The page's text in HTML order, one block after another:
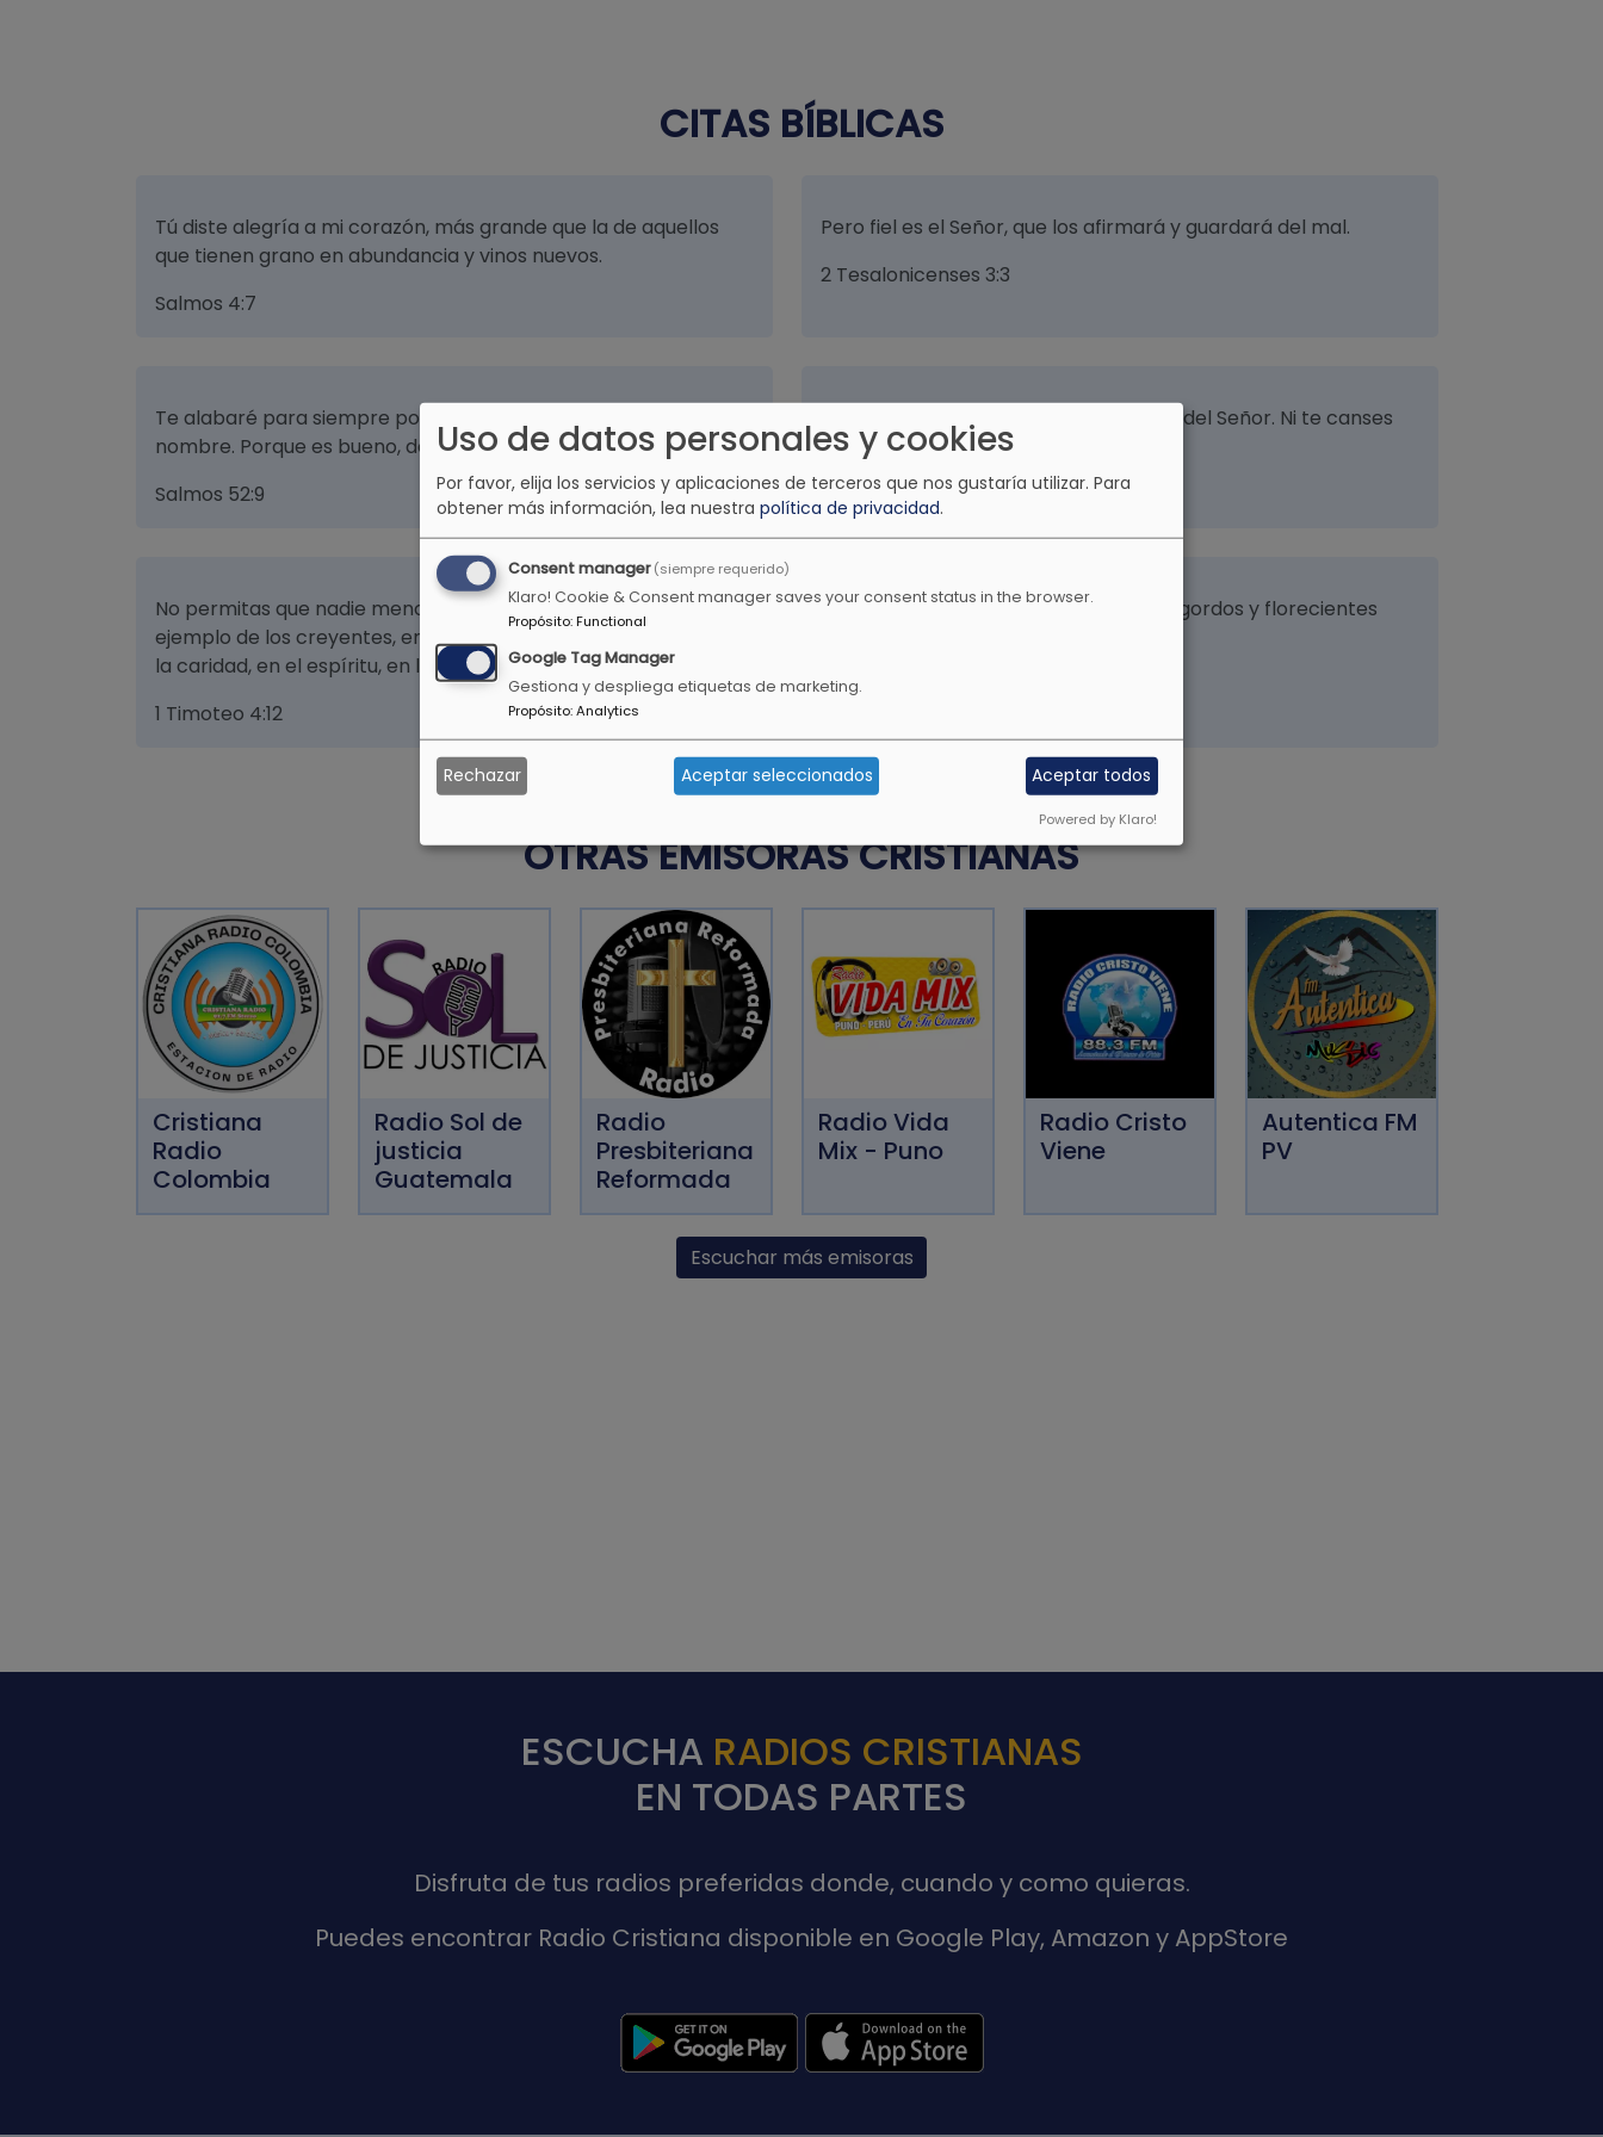
CITAS BÍBLICAS
Tú diste alegría a mi corazón, más grande que la de aquellos
que tienen grano en abundancia y vinos nuevos.
Salmos 4:7
Pero fiel es el Señor, que los afirmará y guardará del mal.
2 Tesalonicenses 3:3
Te alabaré para siempre por lo que has hecho y esperaré en tu
nombre. Porque es bueno, delante de tus santos.
Salmos 52:9
Hijo mío, no menosprecies la disciplina del Señor. Ni te canses
de su corrección.
Proverbios 3:11
No permitas que nadie menosprecie tu juventud, debes ser un
ejemplo de los creyentes, en la palabra, en la conversación, en
la caridad, en el espíritu, en la fe, en la pureza.
1 Timoteo 4:12
Todavía darán fruto en la vejez, serán gordos y florecientes
OTRAS EMISORAS CRISTIANAS
Cristiana
Radio
Colombia
Radio Sol de
justicia
Guatemala
Radio
Presbiteriana
Reformada
Radio Vida
Mix - Puno
Radio Cristo
Viene
Autentica FM
PV
Escuchar más emisoras
ESCUCHA RADIOS CRISTIANAS
EN TODAS PARTES
Disfruta de tus radios preferidas donde, cuando y como quieras.
Puedes encontrar Radio Cristiana disponible en Google Play, Amazon y AppStore
Uso de datos personales y cookies
Por favor, elija los servicios y aplicaciones de terceros que nos gustaría utilizar. Para
obtener más información, lea nuestra política de privacidad.
Consent manager(siempre requerido)
Klaro! Cookie & Consent manager saves your consent status in the browser.
Propósito:Functional
Google Tag Manager
Gestiona y despliega etiquetas de marketing.
Propósito:Analytics
Rechazar Aceptar seleccionados Aceptar todos
Powered by Klaro!